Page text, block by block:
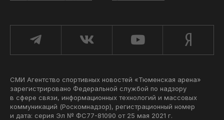
СМИ Агентство спортивных новостей «Тюменская арена»
зарегистрировано Федеральной службой по надзору
в сфере связи, информационных технологий и массовых
коммуникаций (Роскомнадзор), регистрационный номер
и дата: серия Эл № ФС77-81090 от 25 мая 2021 г.